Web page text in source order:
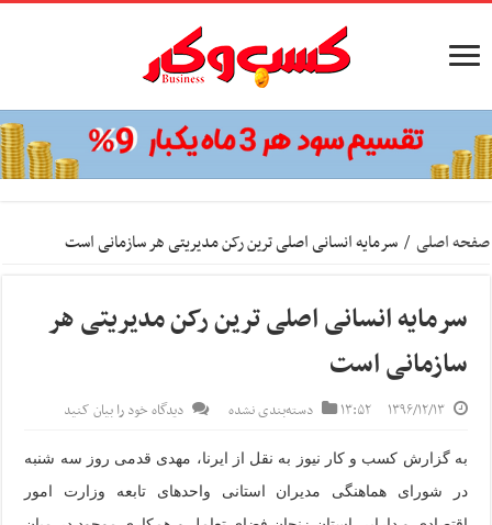
صفحه اصلی / سرمایه انسانی اصلی ترین رکن مدیریتی هر سازمانی است
سرمایه انسانی اصلی ترین رکن مدیریتی هر
سازمانی است
۱۳۹۶/۱۲/۱۳ ۱۳:۵۲ دسته‌بندی نشده دیدگاه خود را بیان کنید
به گزارش کسب و کار نیوز به نقل از ایرنا، مهدی قدمی روز سه شنبه
در شورای هماهنگی مدیران استانی واحدهای تابعه وزارت امور